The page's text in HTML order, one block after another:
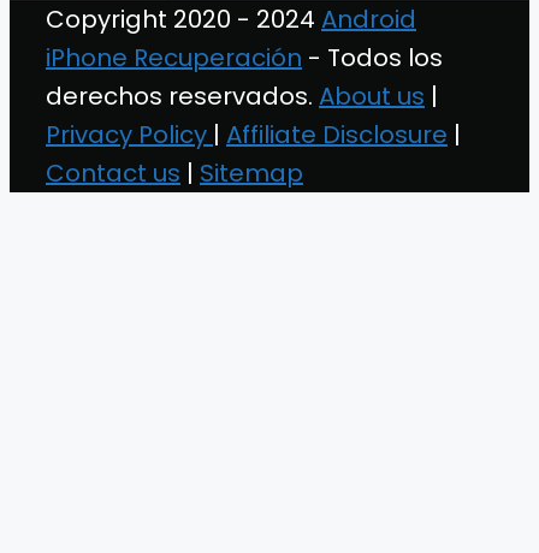
Copyright 2020 - 2024 Android
iPhone Recuperación - Todos los
derechos reservados. About us |
Privacy Policy | Affiliate Disclosure |
Contact us | Sitemap